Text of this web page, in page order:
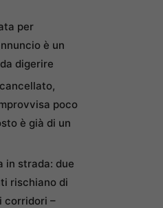
per
è un
digerire
poco
è già di un
in strada: due
rischiano di
corridori –